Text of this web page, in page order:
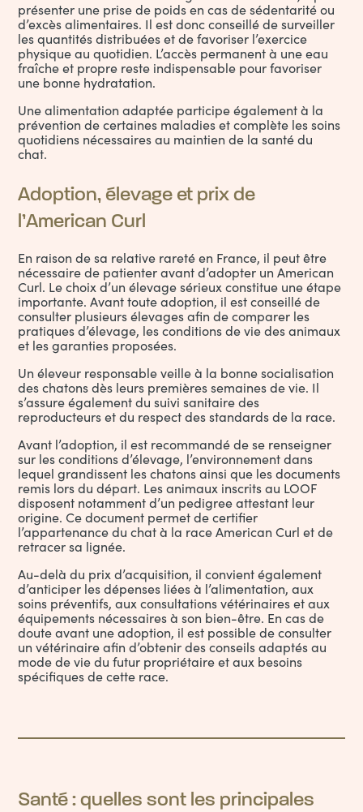
présenter une prise de poids en cas de sédentarité ou
d’excès alimentaires. Il est donc conseillé de surveiller
les quantités distribuées et de favoriser l’exercice
physique au quotidien. L’accès permanent à une eau
fraîche et propre reste indispensable pour favoriser
une bonne hydratation.
Une alimentation adaptée participe également à la
prévention de certaines maladies et complète les soins
quotidiens nécessaires au maintien de la santé du
chat.
Adoption, élevage et prix de
l’American Curl
En raison de sa relative rareté en France, il peut être
nécessaire de patienter avant d’adopter un American
Curl. Le choix d’un élevage sérieux constitue une étape
importante. Avant toute adoption, il est conseillé de
consulter plusieurs élevages afin de comparer les
pratiques d’élevage, les conditions de vie des animaux
et les garanties proposées.
Un éleveur responsable veille à la bonne socialisation
des chatons dès leurs premières semaines de vie. Il
s’assure également du suivi sanitaire des
reproducteurs et du respect des standards de la race.
Avant l’adoption, il est recommandé de se renseigner
sur les conditions d’élevage, l’environnement dans
lequel grandissent les chatons ainsi que les documents
remis lors du départ. Les animaux inscrits au LOOF
disposent notamment d’un pedigree attestant leur
origine. Ce document permet de certifier
l’appartenance du chat à la race American Curl et de
retracer sa lignée.
Au-delà du prix d’acquisition, il convient également
d’anticiper les dépenses liées à l’alimentation, aux
soins préventifs, aux consultations vétérinaires et aux
équipements nécessaires à son bien-être. En cas de
doute avant une adoption, il est possible de consulter
un vétérinaire afin d’obtenir des conseils adaptés au
mode de vie du futur propriétaire et aux besoins
spécifiques de cette race.
Santé : quelles sont les principales